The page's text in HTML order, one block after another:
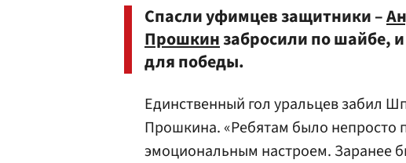
Спасли уфимцев защитники –
Прошкинзабросили по шайбе,
для победы.
Единственный гол уральцев забил
Прошкина. «Ребятам было непросто
эмоциональным настроем. Заранее